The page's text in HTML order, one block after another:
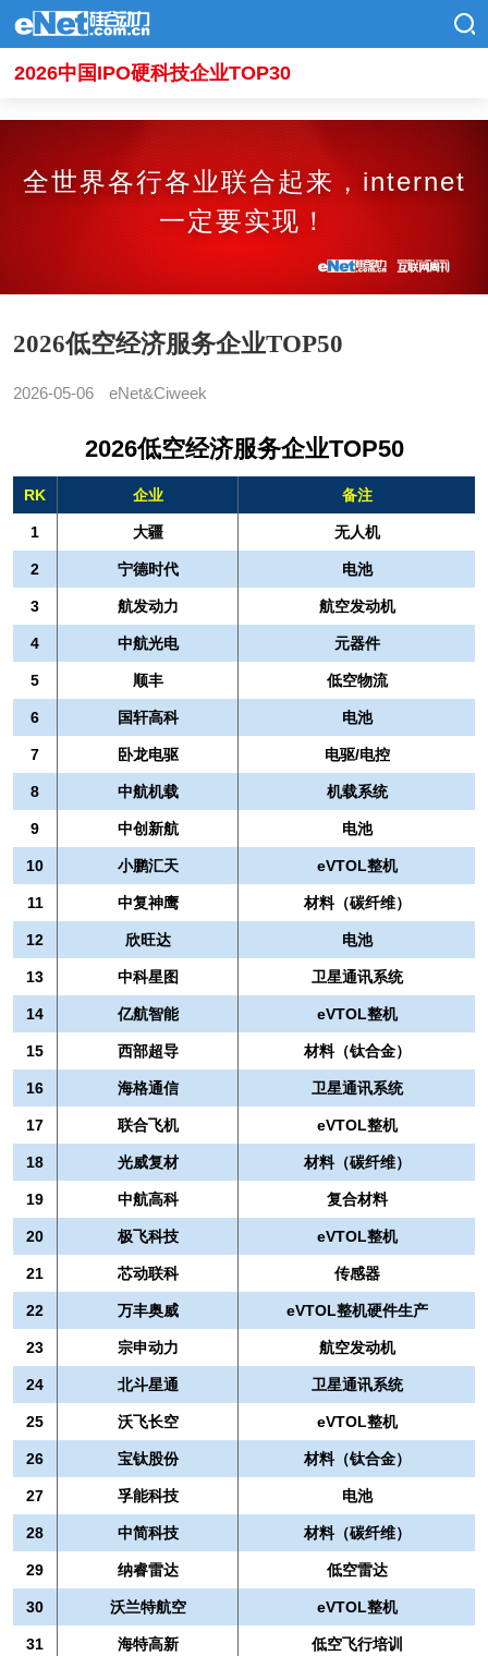
2026中国IPO硬科技企业TOP30
全世界各行各业联合起来，internet
一定要实现！
2026低空经济服务企业TOP50
2026-05-06 eNet&Ciweek
2026低空经济服务企业TOP50
RK 企业 备注
1 大疆 无人机
2 宁德时代 电池
3 航发动力 航空发动机
4 中航光电 元器件
5 顺丰 低空物流
6 国轩高科 电池
7 卧龙电驱 电驱/电控
8 中航机载 机载系统
9 中创新航 电池
10 小鹏汇天 eVTOL整机
11 中复神鹰 材料（碳纤维）
12 欣旺达 电池
13 中科星图 卫星通讯系统
14 亿航智能 eVTOL整机
15 西部超导 材料（钛合金）
16 海格通信 卫星通讯系统
17 联合飞机 eVTOL整机
18 光威复材 材料（碳纤维）
19 中航高科 复合材料
20 极飞科技 eVTOL整机
21 芯动联科 传感器
22 万丰奥威 eVTOL整机硬件生产
23 宗申动力 航空发动机
24 北斗星通 卫星通讯系统
25 沃飞长空 eVTOL整机
26 宝钛股份 材料（钛合金）
27 孚能科技 电池
28 中简科技 材料（碳纤维）
29 纳睿雷达 低空雷达
30 沃兰特航空 eVTOL整机
31 海特高新 低空飞行培训